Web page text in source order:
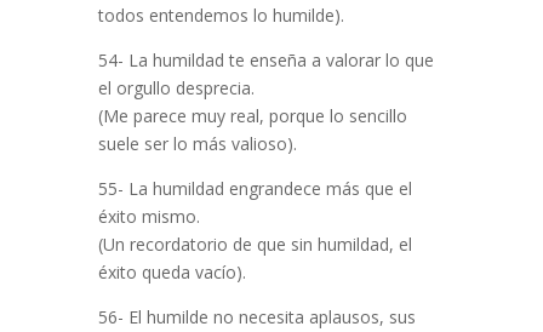
todos entendemos lo humilde).
54- La humildad te enseña a valorar lo que
el orgullo desprecia.
(Me parece muy real, porque lo sencillo
suele ser lo más valioso).
55- La humildad engrandece más que el
éxito mismo.
(Un recordatorio de que sin humildad, el
éxito queda vacío).
56- El humilde no necesita aplausos, sus